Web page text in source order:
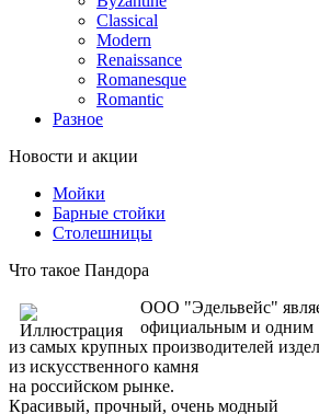
Classical
Modern
Renaissance
Romanesque
Romantic
Разное
Новости и акции
Мойки
Барные стойки
Столешницы
Что такое Пандора
ООО "Эдельвейс"
официальным и одним
из самых крупных производителей
из искусственного камня
на российском рынке.
Красивый, прочный, очень модный